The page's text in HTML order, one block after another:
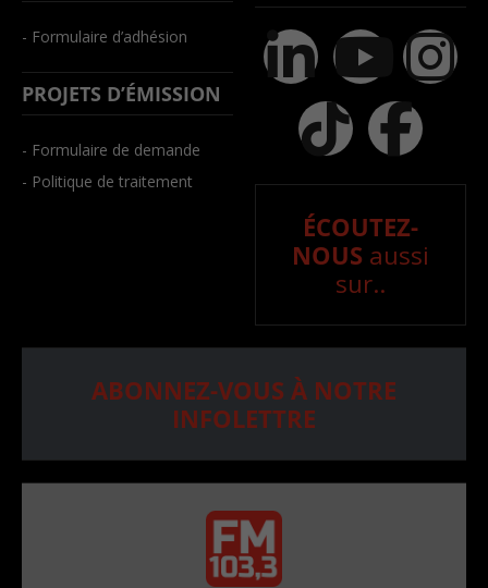
- Formulaire d’adhésion
PROJETS D’ÉMISSION
- Formulaire de demande
- Politique de traitement
ÉCOUTEZ-
NOUS aussi
sur..
ABONNEZ-VOUS À NOTRE
INFOLETTRE